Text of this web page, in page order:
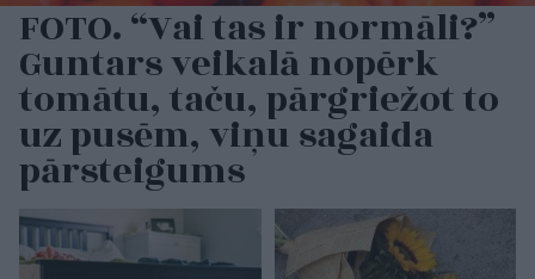
FOTO. “Vai tas ir normāli?”
Guntars veikalā nopērk
tomātu, taču, pārgriežot to
uz pusēm, viņu sagaida
pārsteigums